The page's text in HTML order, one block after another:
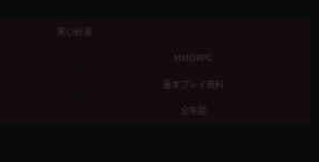
黒い砂漠
MMORPG
基本プレイ無料
全年齢